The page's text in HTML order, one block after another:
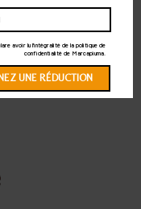
avoir lu l'intégralité de la politique de
confidentialité de Marcapiuma.